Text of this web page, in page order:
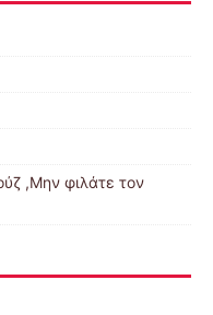
,Μην φιλάτε τον